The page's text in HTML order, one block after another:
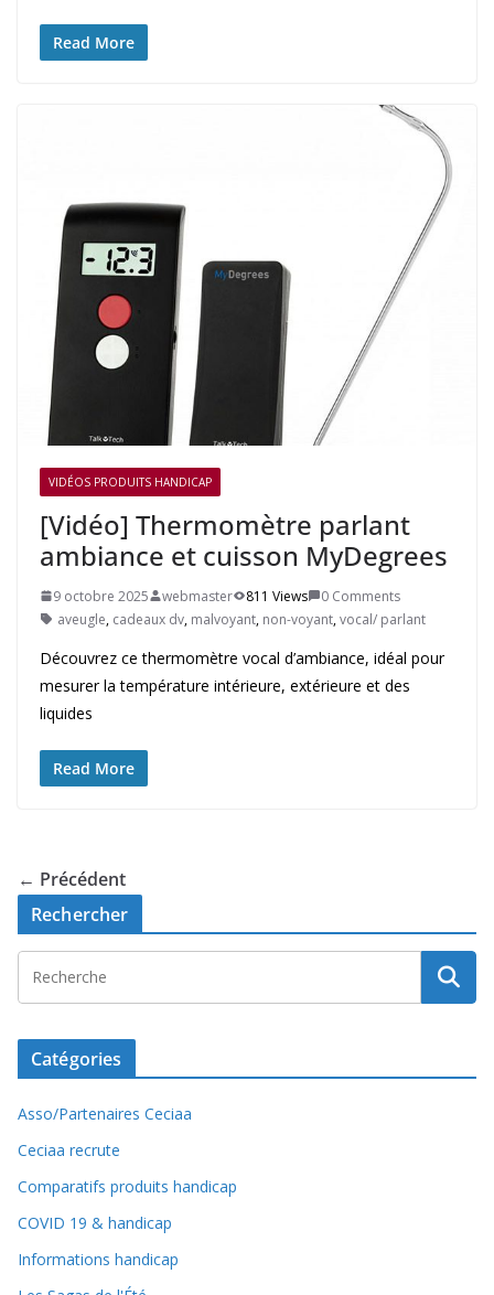
Read More
VIDÉOS PRODUITS HANDICAP
[Vidéo] Thermomètre parlant
ambiance et cuisson MyDegrees
9 octobre 2025 webmaster 811 Views
0 Comments
aveugle, cadeaux dv, malvoyant, non-voyant,vocal/ parlant
Découvrez ce thermomètre vocal d’ambiance, idéal pour
mesurer la température intérieure, extérieure et des
liquides
Read More
← Précédent
Rechercher
Catégories
Asso/Partenaires Ceciaa
Ceciaa recrute
Comparatifs produits handicap
COVID 19 & handicap
Informations handicap